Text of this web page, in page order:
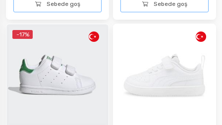
Sebede goş Sebede goş
-17%